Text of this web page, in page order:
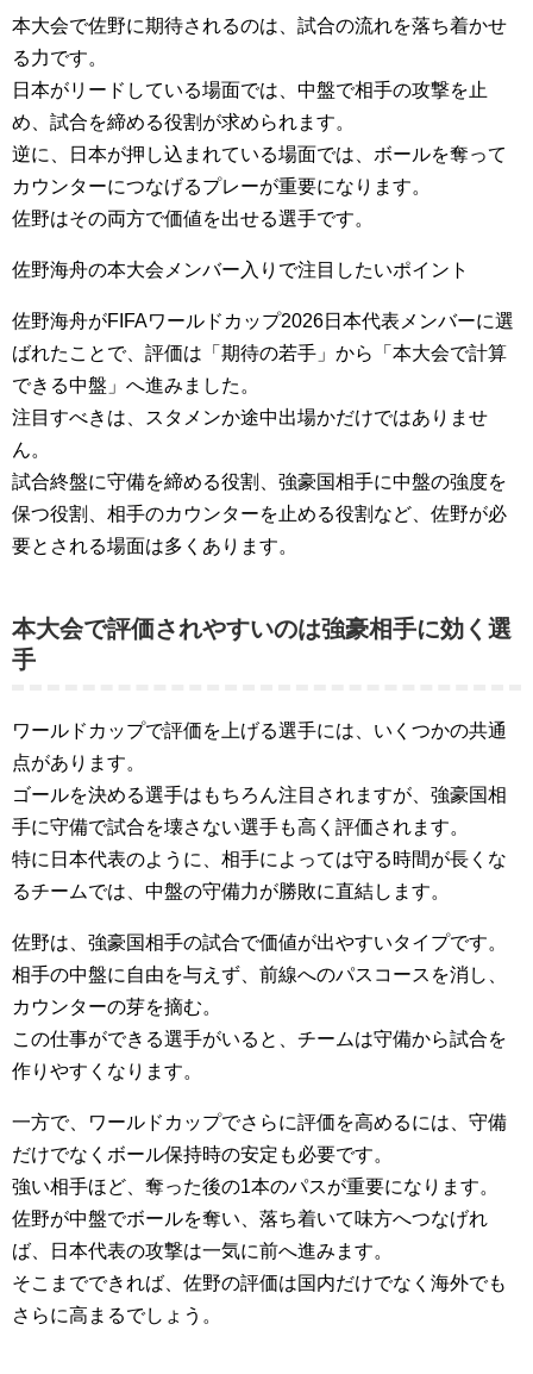
本大会で佐野に期待されるのは、試合の流れを落ち着かせ
る力です。
日本がリードしている場面では、中盤で相手の攻撃を止
め、試合を締める役割が求められます。
逆に、日本が押し込まれている場面では、ボールを奪って
カウンターにつなげるプレーが重要になります。
佐野はその両方で価値を出せる選手です。
佐野海舟の本大会メンバー入りで注目したいポイント
佐野海舟がFIFAワールドカップ2026日本代表メンバーに選
ばれたことで、評価は「期待の若手」から「本大会で計算
できる中盤」へ進みました。
注目すべきは、スタメンか途中出場かだけではありませ
ん。
試合終盤に守備を締める役割、強豪国相手に中盤の強度を
保つ役割、相手のカウンターを止める役割など、佐野が必
要とされる場面は多くあります。
本大会で評価されやすいのは強豪相手に効く選
手
ワールドカップで評価を上げる選手には、いくつかの共通
点があります。
ゴールを決める選手はもちろん注目されますが、強豪国相
手に守備で試合を壊さない選手も高く評価されます。
特に日本代表のように、相手によっては守る時間が長くな
るチームでは、中盤の守備力が勝敗に直結します。
佐野は、強豪国相手の試合で価値が出やすいタイプです。
相手の中盤に自由を与えず、前線へのパスコースを消し、
カウンターの芽を摘む。
この仕事ができる選手がいると、チームは守備から試合を
作りやすくなります。
一方で、ワールドカップでさらに評価を高めるには、守備
だけでなくボール保持時の安定も必要です。
強い相手ほど、奪った後の1本のパスが重要になります。
佐野が中盤でボールを奪い、落ち着いて味方へつなげれ
ば、日本代表の攻撃は一気に前へ進みます。
そこまでできれば、佐野の評価は国内だけでなく海外でも
さらに高まるでしょう。